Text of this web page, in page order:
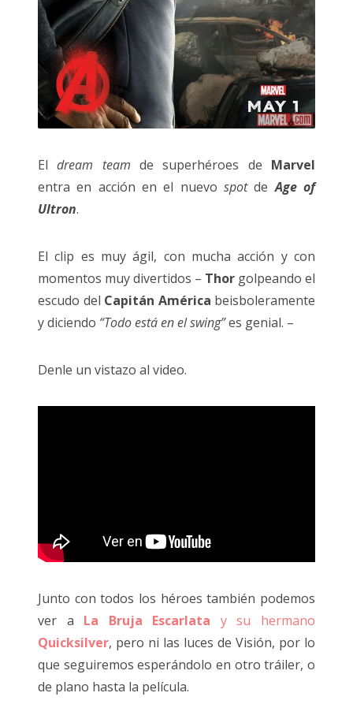
Eldream team de superhéroes de Marvel
entra en acción en el nuevo spotdeAge of
Ultron.
El clip es muy ágil, con mucha acción y con
momentos muy divertidos – Thor golpeando el
escudo del Capitán América beisboleramente
y diciendo “Todo está en el swing”es genial. –
Denle un vistazo al video.
Junto con todos los héroes también podemos
ver a La Bruja Escarlata y su hermano
Quicksilver, pero ni las luces de Visión, por lo
que seguiremos esperándolo en otro tráiler, o
de plano hasta la película.